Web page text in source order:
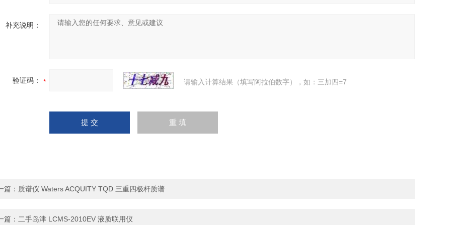
补充说明：
验证码： 请输入计算结果（填写阿拉伯数字），如：三加四=7
篇： 质谱仪 Waters ACQUITY TQD 三重四极杆质谱
篇： 二手岛津 LCMS-2010EV 液质联用仪